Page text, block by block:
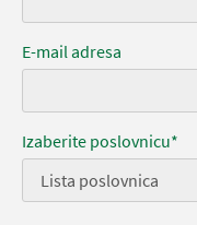
E-mail adresa
Izaberite poslovnicu*